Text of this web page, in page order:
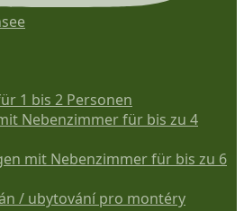
1 bis 2 Personen
Nebenzimmer für bis zu 4
mit Nebenzimmer für bis zu 6
/ ubytování pro montéry